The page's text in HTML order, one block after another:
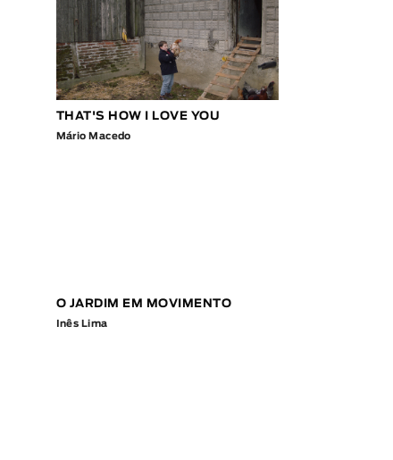
THAT'S HOW I LOVE YOU
Mário Macedo
O JARDIM EM MOVIMENTO
Inês Lima